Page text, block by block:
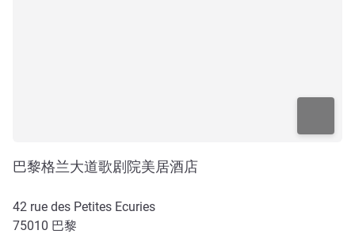
巴黎格兰大道歌剧院美居酒店
42 rue des Petites Ecuries
75010 巴黎